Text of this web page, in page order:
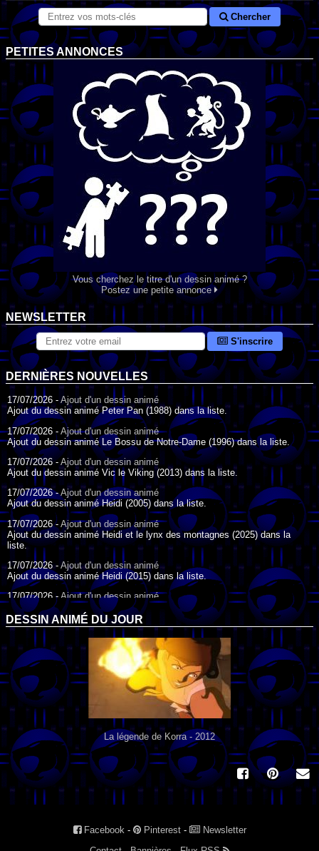
Chercher
PETITES ANNONCES
Vous cherchez le titre d'un dessin animé ?
Postez une petite annonce
NEWSLETTER
S'inscrire
DERNIÈRES NOUVELLES
17/07/2026 - Ajout d'un dessin animé
Ajout du dessin animé Peter Pan (1988) dans la liste.
17/07/2026 - Ajout d'un dessin animé
Ajout du dessin animé Le Bossu de Notre-Dame (1996) dans la liste.
17/07/2026 - Ajout d'un dessin animé
Ajout du dessin animé Vic le Viking (2013) dans la liste.
17/07/2026 -Ajout d'un dessin animé
Ajout du dessin animé Heidi (2005) dans la liste.
17/07/2026 - Ajout d'un dessin animé
Ajout du dessin animé Heidi et le lynx des montagnes (2025) dans la
liste.
17/07/2026 -Ajout d'un dessin animé
Ajout du dessin animé Heidi (2015) dans la liste.
17/07/2026 - Ajout d'un dessin animé
Ajout du dessin animé Heidi (1995) dans la liste.
09/07/2026 -Ajout d'un dessin animé
Ajout du dessin animé Genki l'Aventurier de la Chance (2006) dans la
liste.
04/07/2026 -
Ajout d'un dessin animé
Ajout du dessin animé Vilain Petit Canard (2000) dans la liste.
04/07/2026 -Ajout d'un dessin animé
Ajout du dessin animé Le Noël du vilain petit canard (2003) dans la liste.
DESSIN ANIMÉ DU JOUR
La légende de Korra - 2012
Facebook- Pinterest-
Newsletter